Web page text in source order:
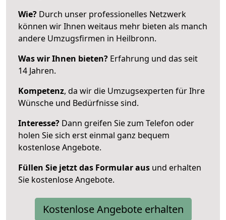
Wie? Durch unser professionelles Netzwerk
können wir Ihnen weitaus mehr bieten als manch
andere Umzugsfirmen in Heilbronn.
Was wir Ihnen bieten? Erfahrung und das seit
14 Jahren.
Kompetenz, da wir die Umzugsexperten für Ihre
Wünsche und Bedürfnisse sind.
Interesse? Dann greifen Sie zum Telefon oder
holen Sie sich erst einmal ganz bequem
kostenlose Angebote.
Füllen Sie jetzt das Formular aus und erhalten
Sie kostenlose Angebote.
Kostenlose Angebote erhalten